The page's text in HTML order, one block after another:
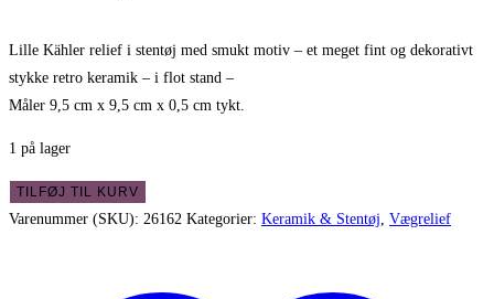
Lille Kähler relief i stentøj med smukt motiv – et meget fint og dekorativt
stykke retro keramik – i flot stand –
Måler 9,5 cm x 9,5 cm x 0,5 cm tykt.
1 på lager
Lille
Kähler
TILFØJ TIL KURV
Varenummer (SKU): 26162 Kategorier: Keramik & Stentøj Vægrelief